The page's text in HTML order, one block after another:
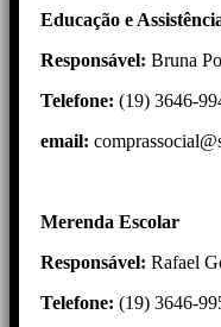
Educação e
Responsável: Bruna
Telefone: (19) 3646-
email:
Merenda Escolar
Responsável: Rafael
Telefone: (19) 3646-